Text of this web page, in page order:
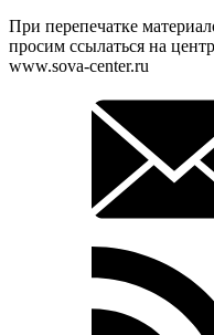
При перепечатке
просим ссылаться на
www.sova-center.ru